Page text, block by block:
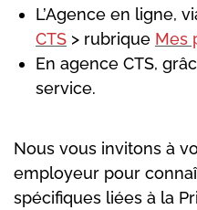
L’Agence en ligne,
CTS > rubrique Mes
En agence CTS,
service.
Nous vous invitons à
employeur pour
spécifiques liées à la